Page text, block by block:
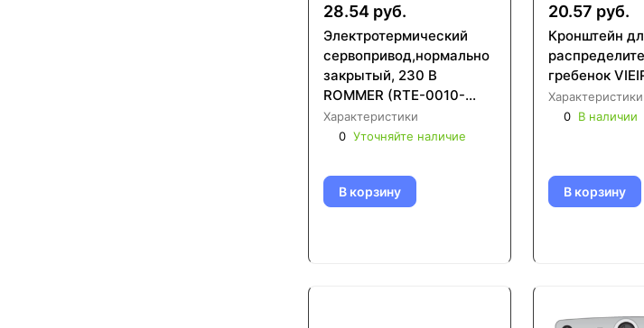
28.54 руб.
Электротермический
сервопривод,нормально
закрытый, 230 В
ROMMER (RTE-0010-
230001)
Характеристики
0 Уточняйте наличие
В корзину
20.57 руб.
Кронштейн
гребенок
Характеристики
0 В наличии
В корзину